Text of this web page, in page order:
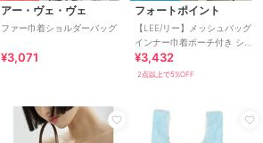
アー・ヴェ・ヴェ
ファー巾着ショルダーバッグ
¥3,071
フォートポイント
【LEE/リー】メッシュバッグ
インナー巾着ポーチ付き シア
ー感 巾着トート
¥3,432
2点以上で5%OFF